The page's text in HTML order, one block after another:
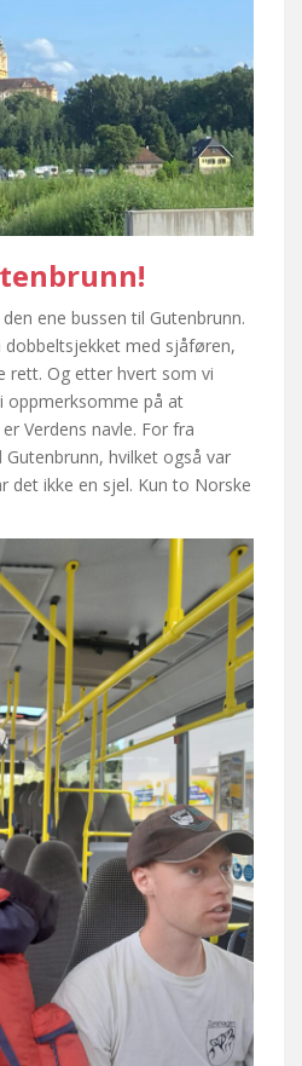
ene bussen til Gutenbrunn.
dobbeltsjekket med sjåføren,
rett. Og etter hvert som vi
på at
Verdens navle. For fra
hvilket også var
det ikke en sjel. Kun to Norske